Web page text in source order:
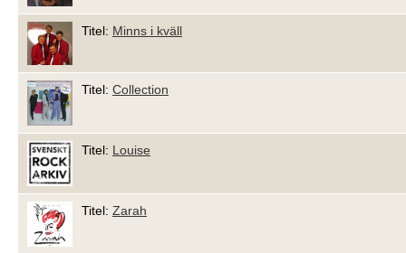
Titel: Minns i kväll
Titel: Collection
Titel: Louise
Titel: Zarah